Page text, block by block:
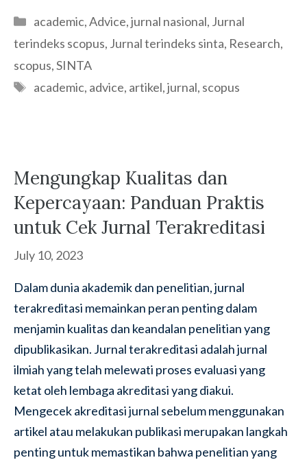
Categories
academic,Advice,jurnal nasional, Jurnal
terindeks scopus, Jurnal terindeks sinta, Research,
scopus,SINTA
Tags
academic, advice, artikel,jurnal, scopus
Mengungkap Kualitas dan
Kepercayaan: Panduan Praktis
untuk Cek Jurnal Terakreditasi
July 10, 2023
Dalam dunia akademik dan penelitian, jurnal
terakreditasi memainkan peran penting dalam
menjamin kualitas dan keandalan penelitian yang
dipublikasikan. Jurnal terakreditasi adalah jurnal
ilmiah yang telah melewati proses evaluasi yang
ketat oleh lembaga akreditasi yang diakui.
Mengecek akreditasi jurnal sebelum menggunakan
artikel atau melakukan publikasi merupakan langkah
penting untuk memastikan bahwa penelitian yang